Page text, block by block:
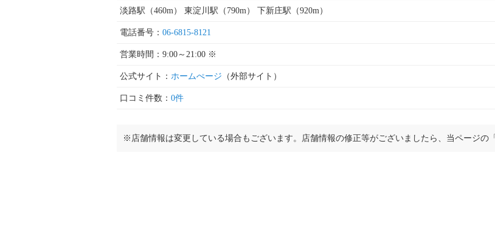
淡路駅（460m） 東淀川駅（790m） 下新庄駅（920m）
電話番号： 06-6815-8121
営業時間：9:00～21:00 ※
公式サイト： ホームぺージ （外部サイト）
口コミ件数： 0件
※店舗情報は変更している場合もございます。店舗情報の修正等がございましたら、当ページの「